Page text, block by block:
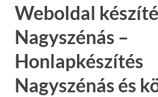
Weboldal
Nagyszénás –
Honlapkészítés
Nagyszénás és